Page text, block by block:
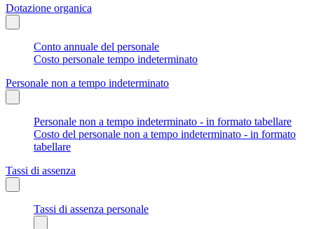
Dotazione organica
Conto annuale del personale
Costo personale tempo indeterminato
Personale non a tempo indeterminato
Personale non a tempo indeterminato - in formato tabellare
Costo del personale non a tempo indeterminato - in formato
tabellare
Tassi di assenza
Tassi di assenza personale